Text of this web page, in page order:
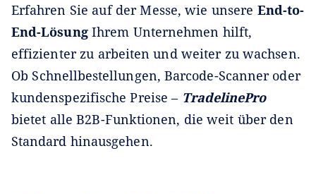
Erfahren Sie auf der Messe, wie unsere End-to-
End-LösungIhrem Unternehmen hilft,
effizienter zu arbeiten und weiter zu wachsen.
Ob Schnellbestellungen, Barcode-Scanner oder
kundenspezifische Preise – TradelinePro
bietet alle B2B-Funktionen, die weit über den
Standard hinausgehen.